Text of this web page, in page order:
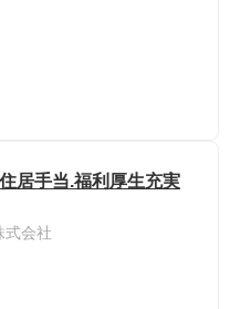
居手当.福利厚生充実
式会社